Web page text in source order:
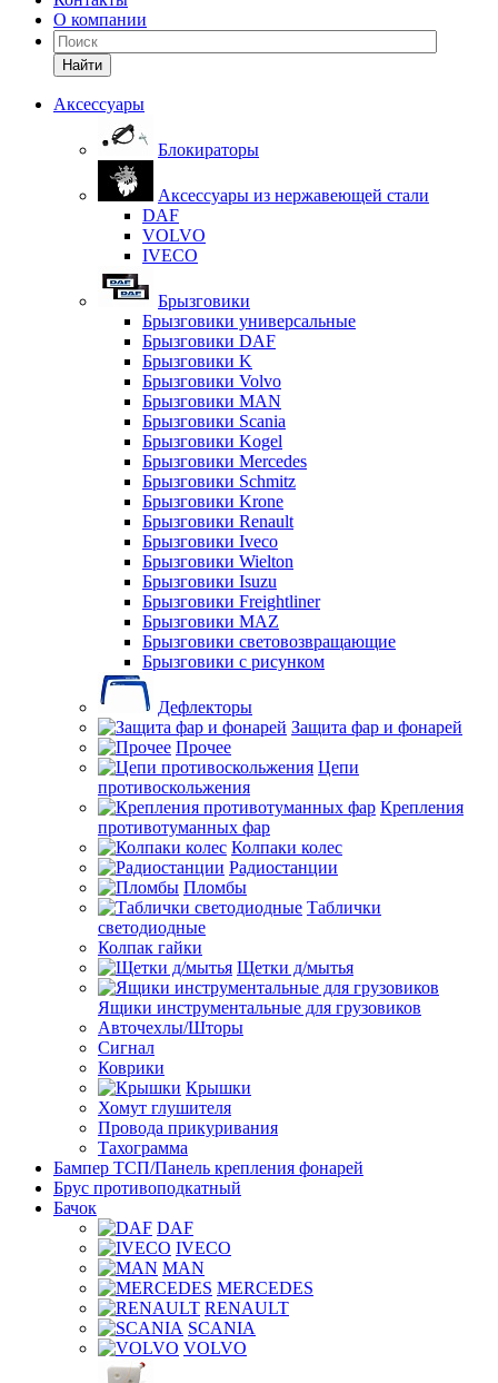
О компании
Найти
Аксессуары
Блокираторы
Аксессуары из нержавеющей стали
DAF
VOLVO
IVECO
Брызговики
Брызговики универсальные
Брызговики DAF
Брызговики K
Брызговики Volvo
Брызговики MAN
Брызговики Scania
Брызговики Kogel
Брызговики Mercedes
Брызговики Schmitz
Брызговики Krone
Брызговики Renault
Брызговики Iveco
Брызговики Wielton
Брызговики Isuzu
Брызговики Freightliner
Брызговики MAZ
Брызговики световозвращающие
Брызговики с рисунком
Дефлекторы
Защита фар и фонарей
Прочее
Цепи
противоскольжения
Крепления
противотуманных фар
Колпаки колес
Радиостанции
Пломбы
Таблички
светодиодные
Колпак гайки
Щетки д/мытья
Ящики инструментальные для грузовиков
Авточехлы/Шторы
Сигнал
Коврики
Крышки
Хомут глушителя
Провода прикуривания
Тахограмма
Бампер ТСП/Панель крепления фонарей
Брус противоподкатный
Бачок
DAF
IVECO
MAN
MERCEDES
RENAULT
SCANIA
VOLVO